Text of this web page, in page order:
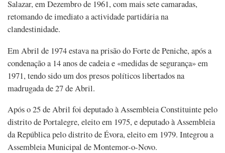
Salazar, em Dezembro de 1961, com mais sete camaradas,
retomando de imediato a actividade partidária na
clandestinidade.
Em Abril de 1974 estava na prisão do Forte de Peniche, após a
condenação a 14 anos de cadeia e «medidas de segurança» em
1971, tendo sido um dos presos políticos libertados na
madrugada de 27 de Abril.
Após o 25 de Abril foi deputado à Assembleia Constituinte pelo
distrito de Portalegre, eleito em 1975, e deputado à Assembleia
da República pelo distrito de Évora, eleito em 1979. Integrou a
Assembleia Municipal de Montemor-o-Novo.